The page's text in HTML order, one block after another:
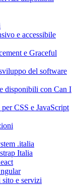
e accessibile
e Graceful
del software
disponibili con Can I
CSS e JavaScript
.italia
Italia
e servizi